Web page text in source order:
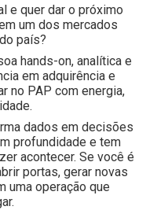
e quer dar o próximo
um dos mercados
país?
hands-on, analítica e
em adquirência e
no PAP com energia,
dados em decisões
profundidade e tem
acontecer. Se você é
portas, gerar novas
uma operação que